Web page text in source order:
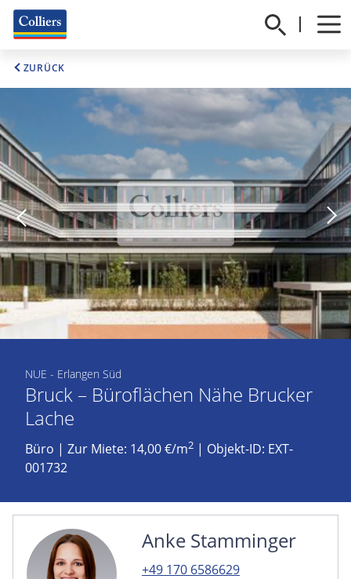
ZURÜCK
NUE - Erlangen Süd
Bruck – Büroflächen Nähe Brucker
Lache
Büro | Zur Miete: 14,00 €/m2 | Objekt-ID: EXT-
001732
Anke Stamminger
+49 170 6586629